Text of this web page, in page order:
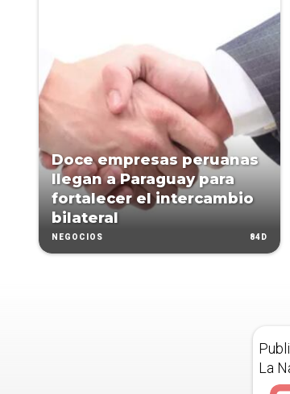
Doce empresas peruanas
llegan a Paraguay para
fortalecer el intercambio
bilateral
NEGOCIOS 84D
La